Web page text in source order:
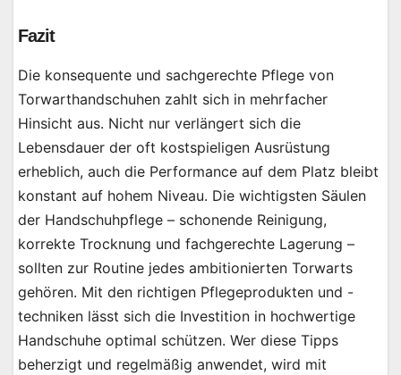
Fazit
Die konsequente und sachgerechte Pflege von
Torwarthandschuhen zahlt sich in mehrfacher
Hinsicht aus. Nicht nur verlängert sich die
Lebensdauer der oft kostspieligen Ausrüstung
erheblich, auch die Performance auf dem Platz bleibt
konstant auf hohem Niveau. Die wichtigsten Säulen
der Handschuhpflege – schonende Reinigung,
korrekte Trocknung und fachgerechte Lagerung –
sollten zur Routine jedes ambitionierten Torwarts
gehören. Mit den richtigen Pflegeprodukten und -
techniken lässt sich die Investition in hochwertige
Handschuhe optimal schützen. Wer diese Tipps
beherzigt und regelmäßig anwendet, wird mit